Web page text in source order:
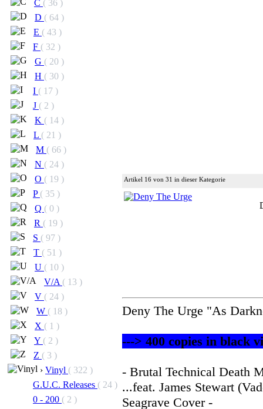
C ( 36 )
D ( 64 )
E ( 43 )
F ( 32 )
G ( 20 )
H ( 30 )
I ( 17 )
J ( 2 )
K ( 14 )
L ( 21 )
M ( 66 )
N ( 24 )
O ( 19 )
P ( 35 )
Q ( 0 )
R ( 19 )
S ( 97 )
T ( 51 )
U ( 10 )
V/A ( 13 )
V ( 24 )
W ( 18 )
X ( 1 )
Y ( 2 )
Z ( 3 )
› Vinyl ( 322 )
G.U.C. Releases ( 24 )
0 - 200 ( 2 )
Artikel 16 von 31 in dieser Kategorie
Deny The Urge "As
---> 400 copies in black
- Brutal Technical Death
...feat. James Stewart
Seagrave Cover -